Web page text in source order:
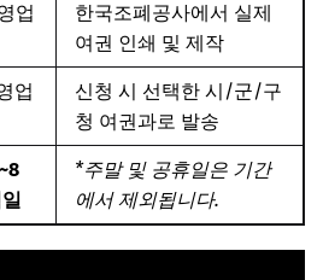
업
한국조폐공사에서 실제
여권 인쇄 및 제작
업
신청 시 선택한 시/군/구
청 여권과로 발송
*주말 및 공휴일은 기간
에서 제외됩니다.